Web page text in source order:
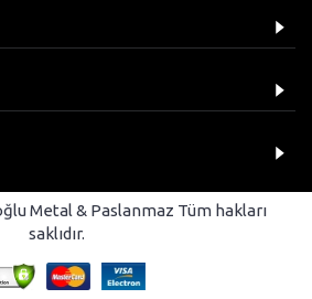
Metal & Paslanmaz Tüm hakları
saklıdır.